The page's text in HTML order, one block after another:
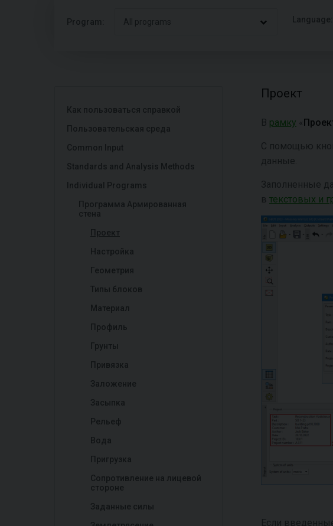
Program: All programs Language:
Как пользоваться справкой
Пользовательская среда
Common Input
Standards and Analysis Methods
Individual Programs
Программа Армированная
стена
Проект
Настройка
Геометрия
Типы блоков
Материал
Профиль
Грунты
Привязка
Заложение
Засыпка
Рельеф
Вода
Пригрузка
Сопротивление на лицевой
стороне
Заданные силы
Проект
В рамку «
С помощью
данные.
Заполненные
в текстовых и
Если